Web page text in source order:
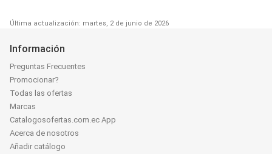
Última actualización: martes, 2 de junio de 2026
Información
Preguntas Frecuentes
Promocionar?
Todas las ofertas
Marcas
Catalogosofertas.com.ec App
Acerca de nosotros
Añadir catálogo